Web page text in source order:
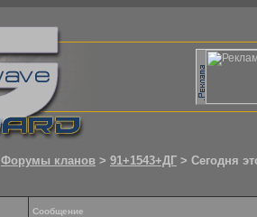
Форумы кланов > 91+1543+ДГ > Сегодня
Сообщение